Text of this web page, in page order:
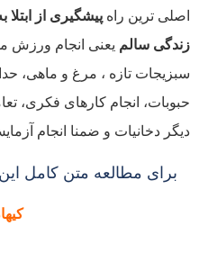
اصلی ترین راه پیشگیری از ابتلا
زندگی سالم یعنی انجام ورزش
سبزیجات تازه ، مرغ و
حبوبات، انجام کارهای فکری،
دیگر دخانیات و ضمنا انجام
برای مطالعه متن کامل